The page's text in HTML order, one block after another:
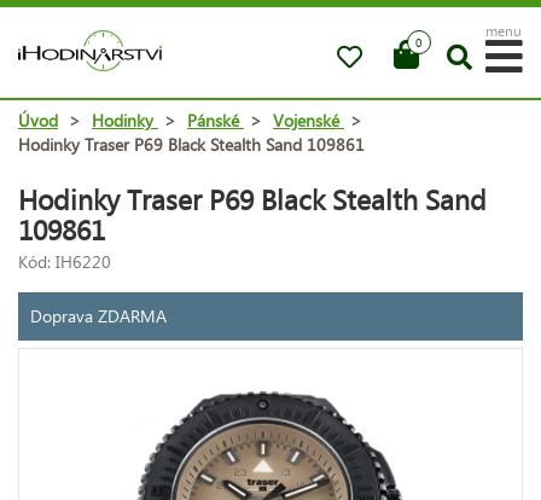
0
menu
Úvod > Hodinky > Pánské > Vojenské >
Hodinky Traser P69 Black Stealth Sand 109861
Hodinky Traser P69 Black Stealth Sand
109861
Kód: IH6220
Doprava ZDARMA